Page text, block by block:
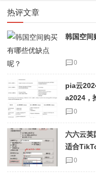
热评文章
韩国空间
0
pia云
a2024，
0
六六云英
适合
0